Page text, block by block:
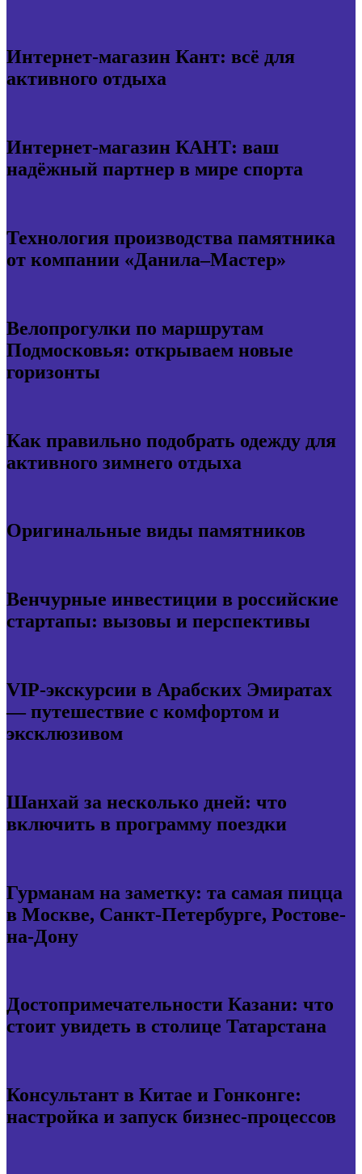
Интернет-магазин Кант: всё для
активного отдыха
Интернет-магазин КАНТ: ваш
надёжный партнер в мире спорта
Технология производства памятника
от компании «Данила–Мастер»
Велопрогулки по маршрутам
Подмосковья: открываем новые
горизонты
Как правильно подобрать одежду для
активного зимнего отдыха
Оригинальные виды памятников
Венчурные инвестиции в российские
стартапы: вызовы и перспективы
VIP-экскурсии в Арабских Эмиратах
— путешествие с комфортом и
эксклюзивом
Шанхай за несколько дней: что
включить в программу поездки
Гурманам на заметку: та самая пицца
в Москве, Санкт-Петербурге, Ростове-
на-Дону
Достопримечательности Казани: что
стоит увидеть в столице Татарстана
Консультант в Китае и Гонконге:
настройка и запуск бизнес-процессов